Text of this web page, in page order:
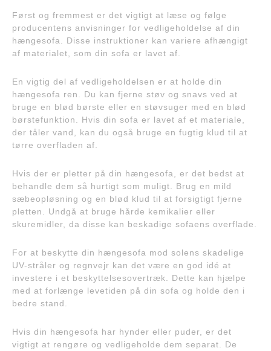
Først og fremmest er det vigtigt at læse og følge
producentens anvisninger for vedligeholdelse af din
hængesofa. Disse instruktioner kan variere afhængigt
af materialet, som din sofa er lavet af.
En vigtig del af vedligeholdelsen er at holde din
hængesofa ren. Du kan fjerne støv og snavs ved at
bruge en blød børste eller en støvsuger med en blød
børstefunktion. Hvis din sofa er lavet af et materiale,
der tåler vand, kan du også bruge en fugtig klud til at
tørre overfladen af.
Hvis der er pletter på din hængesofa, er det bedst at
behandle dem så hurtigt som muligt. Brug en mild
sæbeopløsning og en blød klud til at forsigtigt fjerne
pletten. Undgå at bruge hårde kemikalier eller
skuremidler, da disse kan beskadige sofaens overflade.
For at beskytte din hængesofa mod solens skadelige
UV-stråler og regnvejr kan det være en god idé at
investere i et beskyttelsesovertræk. Dette kan hjælpe
med at forlænge levetiden på din sofa og holde den i
bedre stand.
Hvis din hængesofa har hynder eller puder, er det
vigtigt at rengøre og vedligeholde dem separat. De